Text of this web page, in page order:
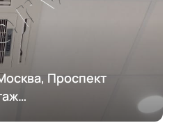
Проспект